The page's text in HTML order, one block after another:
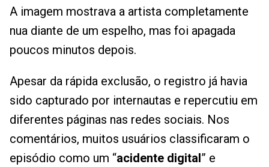
A imagem mostrava a artista completamente
nua diante de um espelho, mas foi apagada
poucos minutos depois.
Apesar da rápida exclusão, o registro já havia
sido capturado por internautas e repercutiu em
diferentes páginas nas redes sociais. Nos
comentários, muitos usuários classificaram o
episódio como um “acidente digital” e